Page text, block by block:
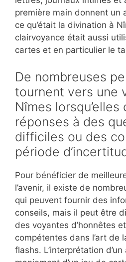
première main donnent un
ce qu’était la divination à
clairvoyance était aussi
cartes et en particulier le
De nombreuses
tournent vers une
Nîmes
réponses à des
difficiles ou des
période
Pour bénéficier de
l’avenir, il existe de
qui peuvent fournir des
conseils, mais il peut être
des voyantes d’honnêtes
compétentes dans l’art de
flashs. L’interprétation